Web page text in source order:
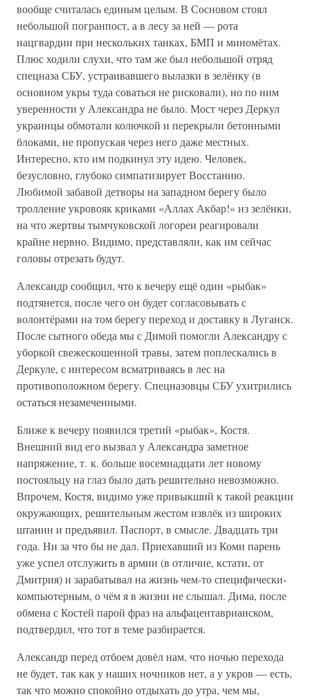
вообще считалась единым целым. В Сосновом стоял
небольшой погранпост, а в лесу за ней — рота
нацгвардии при нескольких танках, БМП и миномётах.
Плюс ходили слухи, что там же был небольшой отряд
спецназа СБУ, устраивавшего вылазки в зелёнку (в
основном укры туда соваться не рисковали), но по ним
уверенности у Александра не было. Мост через Деркул
украинцы обмотали колючкой и перекрыли бетонными
блоками, не пропуская через него даже местных.
Интересно, кто им подкинул эту идею. Человек,
безусловно, глубоко симпатизирует Восстанию.
Любимой забавой детворы на западном берегу было
тролление укровояк криками «Аллах Акбар!» из зелёнки,
на что жертвы тымчуковской логореи реагировали
крайне нервно. Видимо, представляли, как им сейчас
головы отрезать будут.
Александр сообщил, что к вечеру ещё один «рыбак»
подтянется, после чего он будет согласовывать с
волонтёрами на том берегу переход и доставку в Луганск.
После сытного обеда мы с Димой помогли Александру с
уборкой свежескошенной травы, затем поплескались в
Деркуле, с интересом всматриваясь в лес на
противоположном берегу. Спецназовцы СБУ ухитрились
остаться незамеченными.
Ближе к вечеру появился третий «рыбак», Костя.
Внешний вид его вызвал у Александра заметное
напряжение, т. к. больше восемнадцати лет новому
постояльцу на глаз было дать решительно невозможно.
Впрочем, Костя, видимо уже привыкший к такой реакции
окружающих, решительным жестом извлёк из широких
штанин и предъявил. Паспорт, в смысле. Двадцать три
года. Ни за что бы не дал. Приехавший из Коми парень
уже успел отслужить в армии (в отличие, кстати, от
Дмитрия) и зарабатывал на жизнь чем-то специфически-
компьютерным, о чём я в жизни не слышал. Дима, после
обмена с Костей парой фраз на альфацентаврианском,
подтвердил, что тот в теме разбирается.
Александр перед отбоем довёл нам, что ночью перехода
не будет, так как у наших ночников нет, а у укров — есть,
так что можно спокойно отдыхать до утра, чем мы,